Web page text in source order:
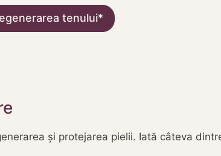
tenului
și protejarea pielii. Iată câteva